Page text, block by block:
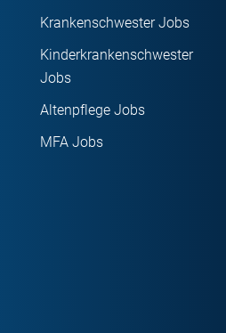
Krankenschwester Jobs
Kinderkrankenschwester
Jobs
Altenpflege Jobs
MFA Jobs